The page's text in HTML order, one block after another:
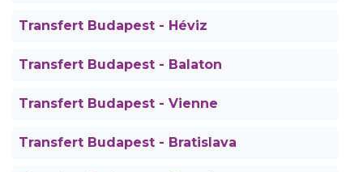
Transfert Budapest - Héviz
Transfert Budapest - Balaton
Transfert Budapest - Vienne
Transfert Budapest - Bratislava